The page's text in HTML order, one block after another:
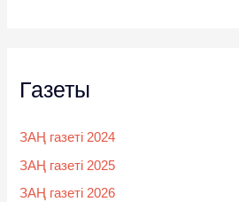
Газеты
ЗАҢ газеті 2024
ЗАҢ газеті 2025
ЗАҢ газеті 2026